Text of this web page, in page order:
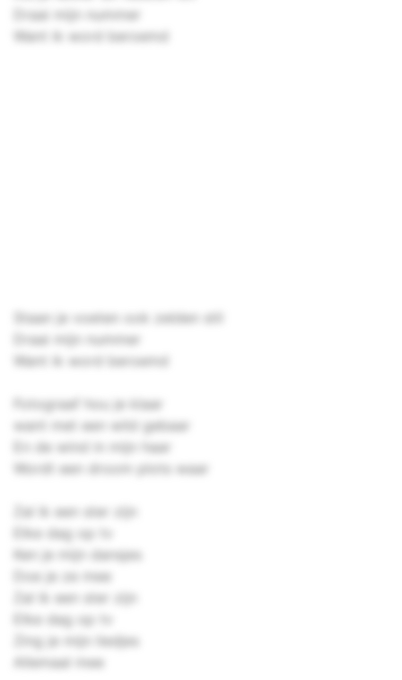
Draai mijn nummer
Want ik word beroemd
Staan je voeten ook zelden stil
Draai mijn nummer
Want ik word beroemd
Fotograaf hou je klaar
want met een wild gebaar
En de wind in mijn haar
Wordt een droom plots waar
Zal ik een ster zijn
Elke dag op tv
Ken je mijn dansjes
Doe je ze mee
Zal ik een ster zijn
Elke dag op tv
Zing je mijn liedjes
Allemaal mee